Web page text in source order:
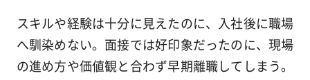
スキルや経験は十分に見えたのに、入社後に職場
へ馴染めない。面接では好印象だったのに、現場
の進め方や価値観と合わず早期離職してしまう。